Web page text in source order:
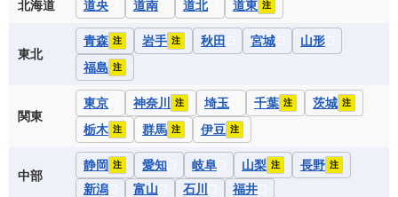
北海道 道央 道南 道北 道東 注
東北
青森 注 岩手 注 秋田 宮城
山形
福島 注
関東
東京 神奈川 注 埼玉 千葉 注 茨城 注
栃木 注 群馬 注 伊豆 注
中部
静岡 注 愛知 岐阜 山梨 注 長野 注
新潟 富山 石川 福井